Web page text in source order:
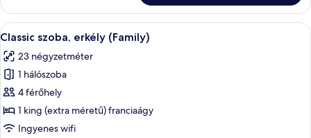
side
-
Family
sea
side
-
további
részletei
A
következő
szoba
összes
képének
megtekintése:
Classic
Egy modern szállodai szoba,
6
Classic szoba, erkély (Family)
23 négyzetméter
1 hálószoba
4 férőhely
1 king (extra méretű) franciaágy
Ingyenes wifi